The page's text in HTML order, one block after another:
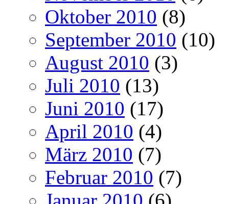
Oktober 2010 (8)
September 2010 (10)
August 2010 (3)
Juli 2010 (13)
Juni 2010 (17)
April 2010 (4)
März 2010 (7)
Februar 2010 (7)